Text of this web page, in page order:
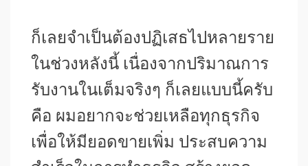
ก็เลยจำเป็นต้องปฏิเสธไปหลายราย
ในช่วงหลังนี้ เนื่องจากปริมาณการ
รับงานในเต็มจริงๆ ก็เลยแบบนี้ครับ
คือ ผมอยากจะช่วยเหลือทุกธุรกิจ
เพื่อให้มียอดขายเพิ่ม ประสบความ